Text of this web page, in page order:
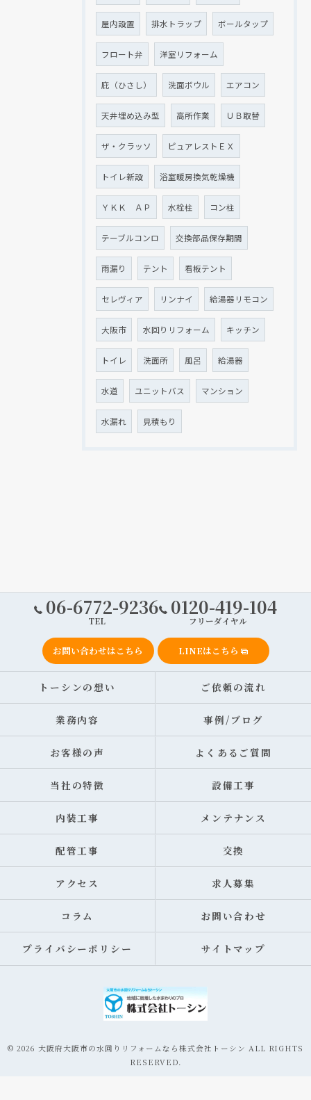
屋内設置 排水トラップ ボールタップ
フロート弁 洋室リフォーム
庇（ひさし） 洗面ボウル エアコン
天井埋め込み型 高所作業 ＵＢ取替
ザ・クラッソ ピュアレストＥＸ
トイレ新設 浴室暖房換気乾燥機
ＹＫＫ ＡＰ 水栓柱 コン柱
テーブルコンロ 交換部品保存期間
雨漏り テント 看板テント
セレヴィア リンナイ 給湯器リモコン
大阪市 水回りリフォーム キッチン
トイレ 洗面所 風呂 給湯器
水道 ユニットバス マンション
水漏れ 見積もり
06-6772-9236
TEL
0120-419-104
フリーダイヤル
お問い合わせはこちら LINEはこちら
トーシンの想い ご依頼の流れ
業務内容 事例/ブログ
お客様の声 よくあるご質問
当社の特徴 設備工事
内装工事 メンテナンス
配管工事 交換
アクセス 求人募集
コラム お問い合わせ
プライバシーポリシー サイトマップ
© 2026 大阪府大阪市の水回りリフォームなら株式会社トーシン ALL RIGHTS
RESERVED.